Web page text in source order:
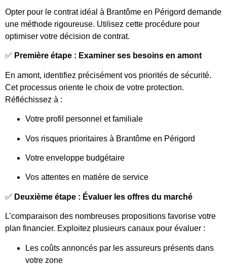
Opter pour le contrat idéal à Brantôme en Périgord demande
une méthode rigoureuse. Utilisez cette procédure pour
optimiser votre décision de contrat.
✅ Première étape : Examiner ses besoins en amont
En amont, identifiez précisément vos priorités de sécurité.
Cet processus oriente le choix de votre protection.
Réfléchissez à :
Votre profil personnel et familiale
Vos risques prioritaires à Brantôme en Périgord
Votre enveloppe budgétaire
Vos attentes en matière de service
✅ Deuxième étape : Évaluer les offres du marché
L’comparaison des nombreuses propositions favorise votre
plan financier. Exploitez plusieurs canaux pour évaluer :
Les coûts annoncés par les assureurs présents dans
votre zone